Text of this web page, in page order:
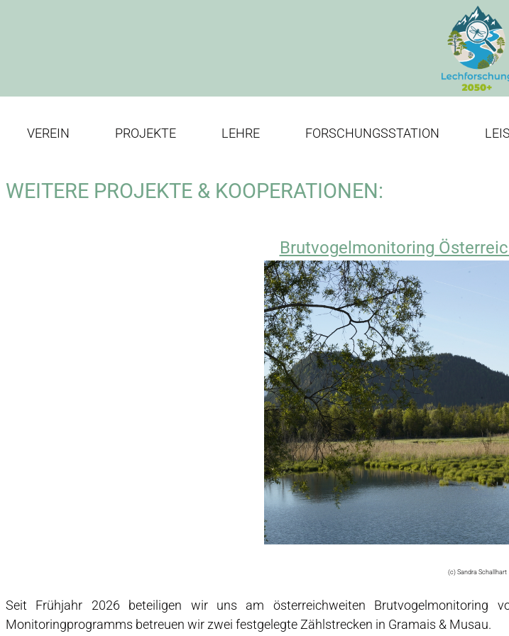
VEREIN PROJEKTE LEHRE FORSCHUNGSSTATION
WEITERE PROJEKTE & KOOPERATIONEN:
Brutvogelmonitoring
(c) Sandra Schallhart
Seit Frühjahr 2026 beteiligen wir uns am österreichweiten Brutvogelmonitoring
Monitoringprogramms betreuen wir zwei festgelegte Zählstrecken in Gramais & Musau.